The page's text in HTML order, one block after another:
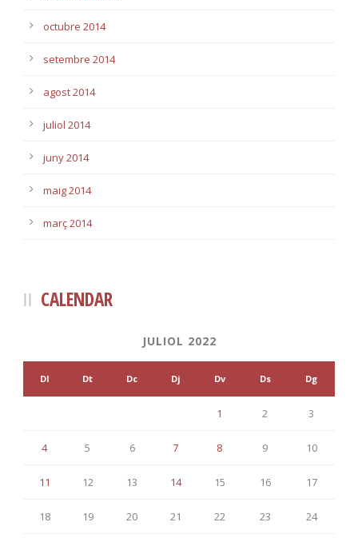
octubre 2014
setembre 2014
agost 2014
juliol 2014
juny 2014
maig 2014
març 2014
CALENDAR
JULIOL 2022
Dl Dt Dc Dj Dv Ds Dg
1 2 3
4 5 6 7 8 9 10
11 12 13 14 15 16 17
18 19 20 21 22 23 24